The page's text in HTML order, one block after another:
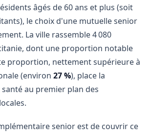
âgés de 60 ans et plus (soit
le choix d'une mutuelle senior
La ville rassemble 4 080
dont une proportion notable
proportion, nettement supérieure à
(environ 27 %), place la
au premier plan des
senior est de couvrir ce